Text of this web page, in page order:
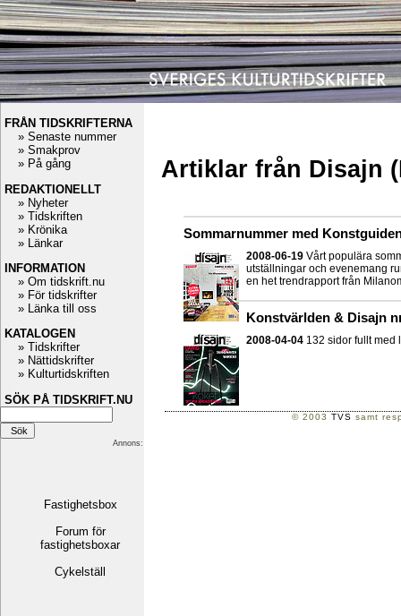
Artiklar från Disajn
Sommarnummer med
2008-06-19 Vårt populära
utställningar och evenemang
en het trendrapport från
Konstvärlden & Disajn
2008-04-04 132 sidor fullt med
© 2003 TVS samt
FRÅN TIDSKRIFTERNA
» Senaste nummer
» Smakprov
» På gång
REDAKTIONELLT
» Nyheter
» Tidskriften
» Krönika
» Länkar
INFORMATION
» Om tidskrift.nu
» För tidskrifter
» Länka till oss
KATALOGEN
» Tidskrifter
» Nättidskrifter
» Kulturtidskriften
SÖK PÅ TIDSKRIFT.NU
Annons:
Fastighetsbox
Forum för
fastighetsboxar
Cykelställ